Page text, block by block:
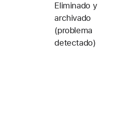
Eliminado y
archivado
(problema
detectado)